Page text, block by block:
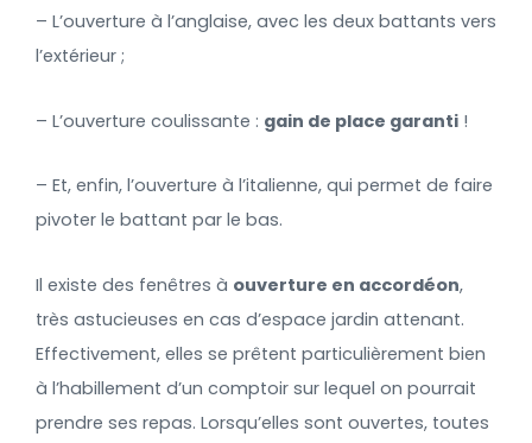
– L’ouverture à l’anglaise, avec les deux battants vers
l’extérieur ;
– L’ouverture coulissante : gain de place garanti !
– Et, enfin, l’ouverture à l’italienne, qui permet de faire
pivoter le battant par le bas.
Il existe des fenêtres à ouverture en accordéon,
très astucieuses en cas d’espace jardin attenant.
Effectivement, elles se prêtent particulièrement bien
à l’habillement d’un comptoir sur lequel on pourrait
prendre ses repas. Lorsqu’elles sont ouvertes, toutes